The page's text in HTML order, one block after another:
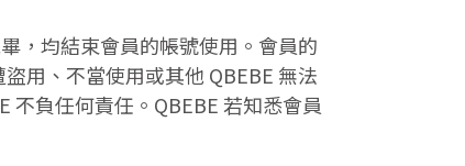
，均結束會員的帳號使用。會員的
用、不當使用或其他 QBEBE 無法
不負任何責任。QBEBE 若知悉會員